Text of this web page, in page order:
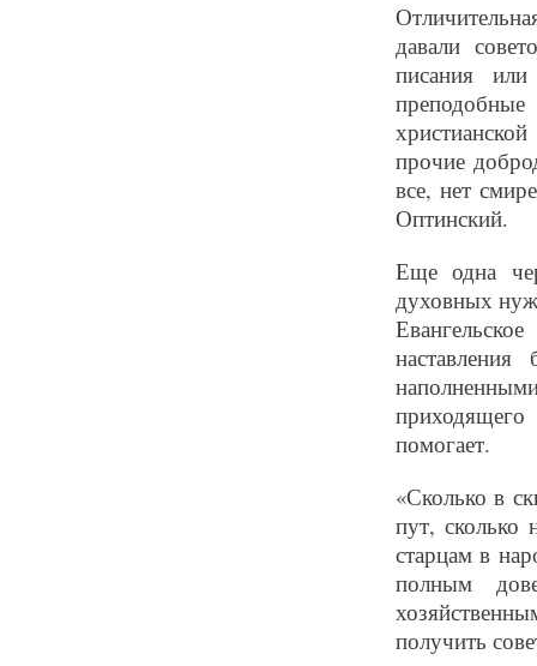
давали
писания
прочие
все, нет
Оптинский.
Еще одна
духовных
помогает.
«Сколько в
пут, сколько
старцам в
полным
получить